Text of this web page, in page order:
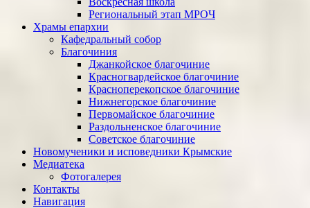
Региональный этап МРОЧ
Храмы епархии
Кафедральный собор
Благочиния
Джанкойское благочиние
Красногвардейское благочиние
Красноперекопское благочиние
Нижнегорское благочиние
Первомайское благочиние
Раздольненское благочиние
Советское благочиние
Новомученики и исповедники Крымские
Медиатека
Фотогалерея
Контакты
Навигация